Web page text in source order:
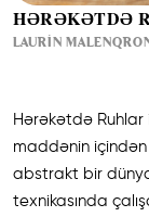
HƏRƏKƏTDƏ
LAURIN
Hərəkətdə
maddənin
abstrakt bir
texnikasında